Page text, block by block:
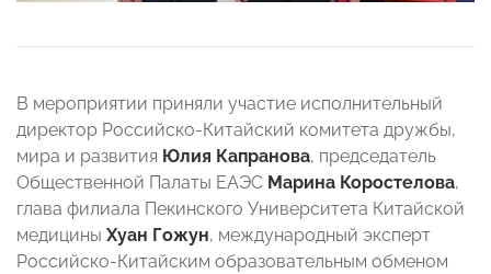
В мероприятии приняли участие исполнительный
директор Российско-Китайский комитета дружбы,
мира и развития Юлия Капранова, председатель
Общественной Палаты ЕАЭС Марина Коростелова,
глава филиала Пекинского Университета Китайской
медицины Хуан Гожун, международный эксперт
Российско-Китайским образовательным обменом